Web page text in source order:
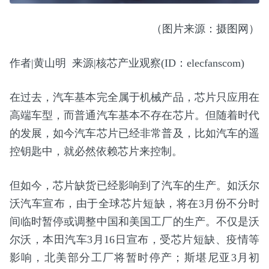
（图片来源：摄图网）
作者|黄山明 来源|核芯产业观察(ID：elecfanscom)
在过去，汽车基本完全属于机械产品，芯片只应用在
高端车型，而普通汽车基本不存在芯片。但随着时代
的发展，如今汽车芯片已经非常普及，比如汽车的遥
控钥匙中，就必然依赖芯片来控制。
但如今，芯片缺货已经影响到了汽车的生产。如沃尔
沃汽车宣布，由于全球芯片短缺，将在3月份不分时
间临时暂停或调整中国和美国工厂的生产。不仅是沃
尔沃，本田汽车3月16日宣布，受芯片短缺、疫情等
影响，北美部分工厂将暂时停产；斯堪尼亚3月初